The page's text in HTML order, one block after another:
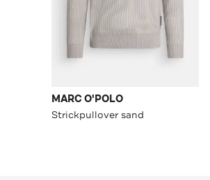
MARC O'POLO
Strickpullover sand